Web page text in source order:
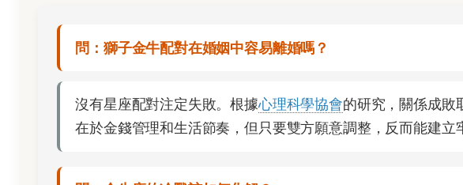
問：獅子金牛配對在婚姻中容易離婚嗎？
沒有星座配對注定失敗。根據心理科學協會的研究，關係成敗
在於金錢管理和生活節奏，但只要雙方願意調整，反而能建立